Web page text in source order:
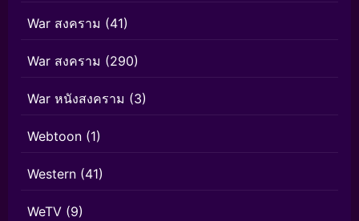
War สงคราม (41)
War สงคราม (290)
War หนังสงคราม (3)
Webtoon (1)
Western (41)
WeTV (9)